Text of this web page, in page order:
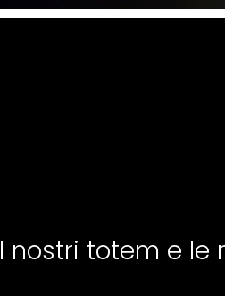
I nostri totem e le